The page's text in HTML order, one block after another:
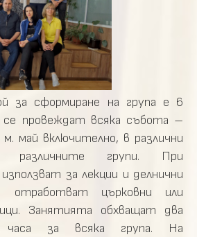
за сформиране на група е 6
се провеждат всяка събота –
май включително, в различни
различните групи. При
за лекции и делнични
отработват църковни или
Занятията обхващат два
часа за всяка група. На